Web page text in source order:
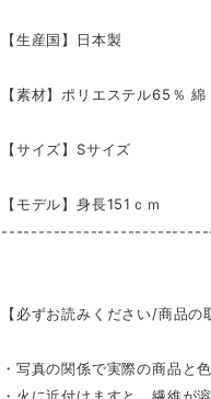
【生産国】日本製
【素材】ポリエステル65％ 綿
【サイズ】Sサイズ
【モデル】身長151ｃｍ
【必ずお読みください/商品の
・写真の関係で実際の商品と
・火に近付けますと、繊維が